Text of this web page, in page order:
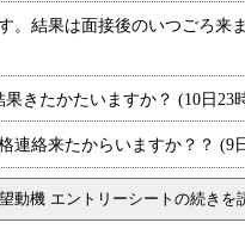
。結果は面接後のいつごろ来
きたかたいますか？ (10日23
絡来たからいますか？？ (9